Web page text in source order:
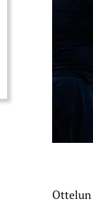
Ottelun